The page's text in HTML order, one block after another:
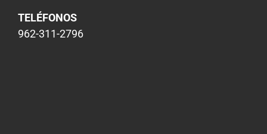
TELÉFONOS
962-311-2796